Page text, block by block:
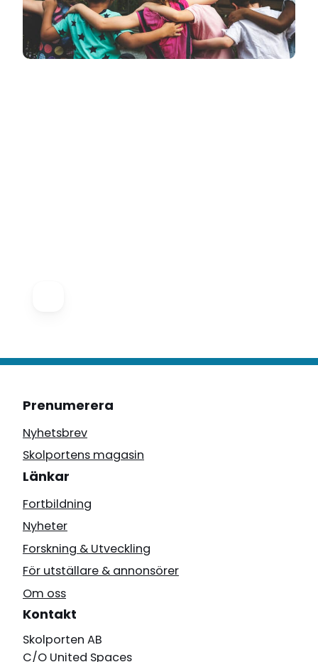
Prenumerera
Nyhetsbrev
Skolportens magasin
Länkar
Fortbildning
Nyheter
Forskning & Utveckling
För utställare & annonsörer
Om oss
Kontakt
Skolporten AB
C/O United Spaces